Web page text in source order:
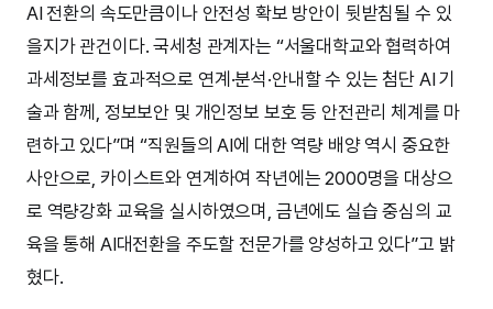
AI 전환의 속도만큼이나 안전성 확보 방안이 뒷받침될 수 있
을지가 관건이다. 국세청 관계자는 “서울대학교와 협력하여
과세정보를 효과적으로 연계·분석·안내할 수 있는 첨단 AI 기
술과 함께, 정보보안 및 개인정보 보호 등 안전관리 체계를 마
련하고 있다”며 “직원들의 AI에 대한 역량 배양 역시 중요한
사안으로, 카이스트와 연계하여 작년에는 2000명을 대상으
로 역량강화 교육을 실시하였으며, 금년에도 실습 중심의 교
육을 통해 AI대전환을 주도할 전문가를 양성하고 있다”고 밝
혔다.